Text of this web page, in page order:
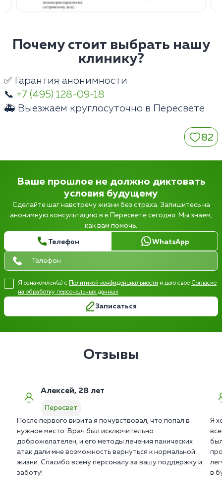
Почему стоит выбрать нашу
клинику?
✅ Гарантия анонимности
📞 +7 (495) 128-09-18
🚑 Выезжаем круглосуточно в Пересвете
82
Ваше прошлое не должно диктовать
условия будущему
Сделайте шаг навстречу жизни без страха. Запишитесь на
анонимную консультацию в в Пересвете сегодня. Мы знаем,
как вам помочь.
Телефон WhatsApp
Я ознакомлен(а) с Политикой конфиденциальности и даю свое Согласие
на обработку персональных данных
Записаться
Отзывы
Алексей, 28 лет
Пересвет
После первого визита я почувствовал, что попал в
нужное место. Врач был исключительно
доброжелателен, и его методы лечения панических
атак дали мне возможность вернуться к нормальной
жизни. Спасибо всему персоналу за вашу поддержку и
заботу!
Я
в